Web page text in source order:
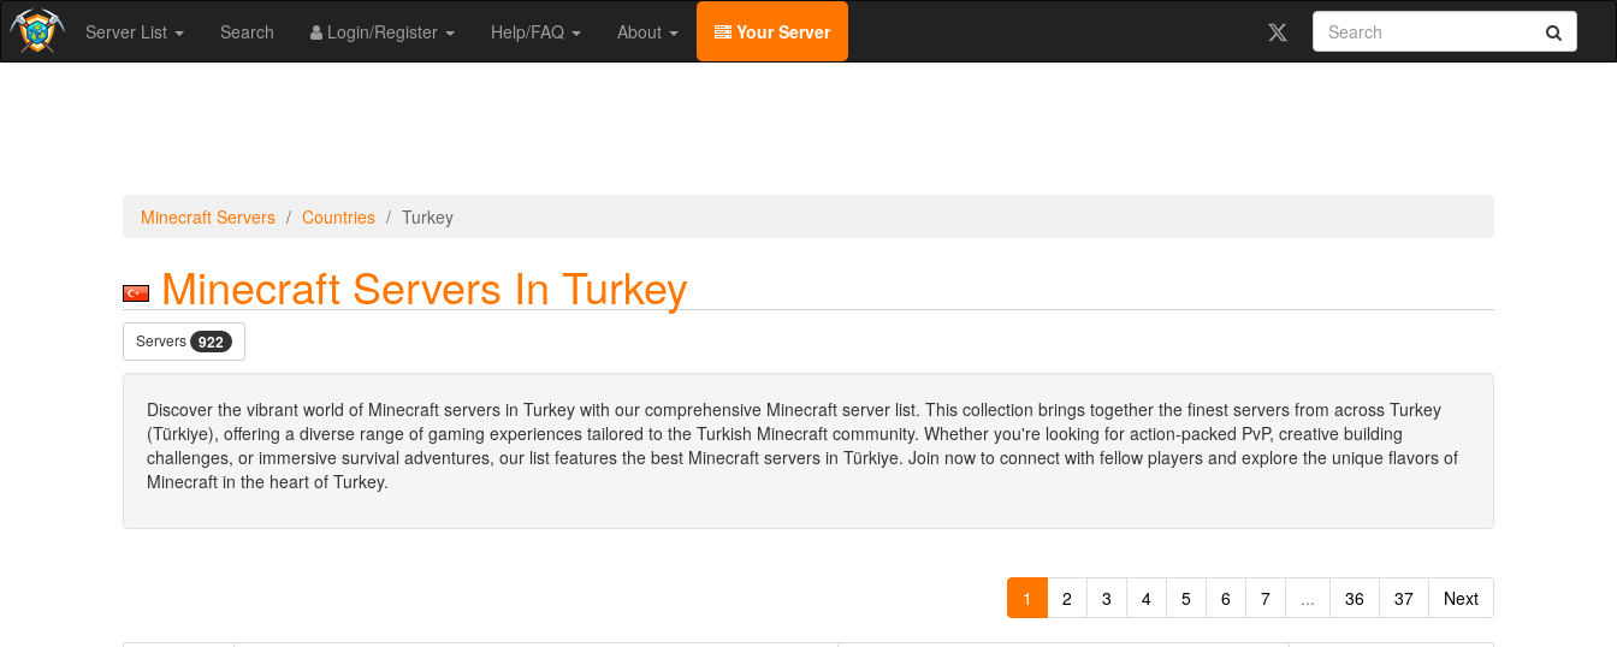
Server List Search Login/Register Help/FAQ About Your Server
Minecraft Servers Countries Turkey
Minecraft Servers In Turkey
Servers 922
Discover the vibrant world of Minecraft servers in Turkey with our comprehensive Minecraft server list. This collection brings together the finest servers from across Turkey
(Türkiye), offering a diverse range of gaming experiences tailored to the Turkish Minecraft community. Whether you're looking for action-packed PvP, creative building
challenges, or immersive survival adventures, our list features the best Minecraft servers in Türkiye. Join now to connect with fellow players and explore the unique flavors of
Minecraft in the heart of Turkey.
1 2 3 4 5 6 7 ... 36 37 Next